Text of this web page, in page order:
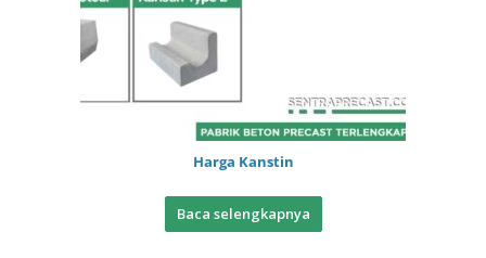
Harga Kanstin
Baca selengkapnya